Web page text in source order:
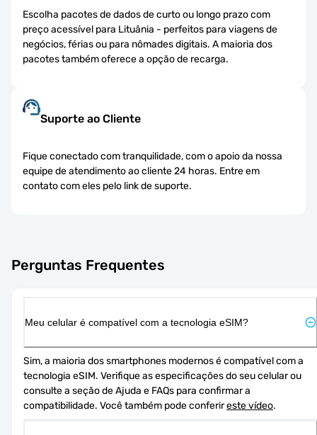
Escolha pacotes de dados de curto ou longo prazo com
preço acessível para Lituânia - perfeitos para viagens de
negócios, férias ou para nômades digitais. A maioria dos
pacotes também oferece a opção de recarga.
Suporte ao Cliente
Fique conectado com tranquilidade, com o apoio da nossa
equipe de atendimento ao cliente 24 horas. Entre em
contato com eles pelo link de suporte.
Perguntas Frequentes
Meu celular é compatível com a tecnologia eSIM?
Sim, a maioria dos smartphones modernos é compatível com a
tecnologia eSIM. Verifique as especificações do seu celular ou
consulte a seção de Ajuda e FAQs para confirmar a
compatibilidade. Você também pode conferir este vídeo.